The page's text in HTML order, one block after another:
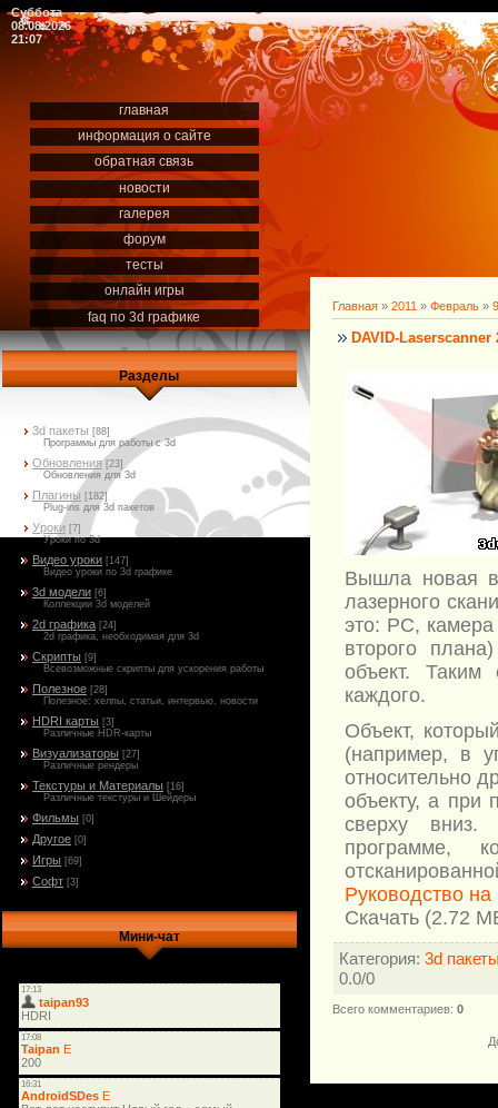
Суббота
08.08.2026
21:07
главная
информация о сайте
обратная связь
новости
галерея
форум
тесты
онлайн игры
faq по 3d графике
Разделы
3d пакеты [88]
Программы для работы с 3d
Обновления [23]
Обновления для 3d
Плагины [182]
Plug-ins для 3d пакетов
Уроки [7]
Уроки по 3d
Видео уроки [147]
Видео уроки по 3d графике
3d модели [6]
Коллекции 3d моделей
2d графика [24]
2d графика, необходимая для 3d
Скрипты [9]
Всевозможные скрипты для ускорения работы
Полезное [28]
Полезное: хелпы, статьи, интервью, новости
HDRI карты [3]
Различные HDR-карты
Визуализаторы [27]
Различные рендеры
Текстуры и Материалы [16]
Различные текстуры и Шейдеры
Фильмы [0]
Другое [0]
Игры [69]
Софт [3]
Мини-чат
Главная » 2011 » Февраль » 9
DAVID-Laserscanner
Вышла новая
лазерного
это: PC,
второго
объект. Таким
каждого.
Объект,
(например, в
относительно
объекту, а при
сверху вниз.
программе,
Руководство
Скачать (2.72
Категория: 3d
0.0/0
Всего комментариев: 0